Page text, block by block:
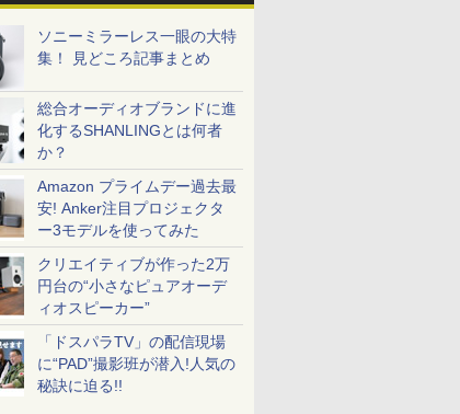
ソニーミラーレス一眼の大特
集！ 見どころ記事まとめ
総合オーディオブランドに進
化するSHANLINGとは何者
か？
Amazon プライムデー過去最
安! Anker注目プロジェクタ
ー3モデルを使ってみた
クリエイティブが作った2万
円台の“小さなピュアオーデ
ィオスピーカー”
「ドスパラTV」の配信現場
に“PAD”撮影班が潜入!人気の
秘訣に迫る!!